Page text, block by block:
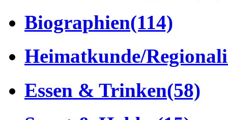
Biographien(114)
Heimatkunde/
Essen & Trinken(58)